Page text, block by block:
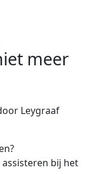
meer
Leygraaf
bij het